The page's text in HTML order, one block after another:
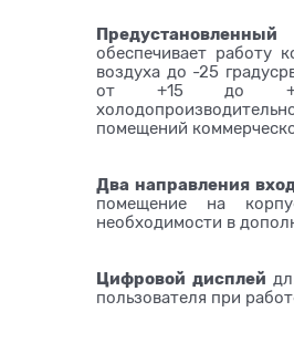
обеспечивает работу
воздуха до -25
от +15 до +5
помещений
Два направления
помещение на
необходимости в
Цифровой дисплей
пользователя при